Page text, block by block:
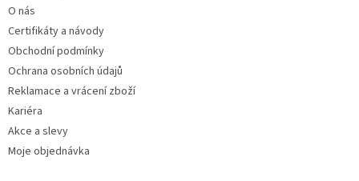
O nás
Certifikáty a návody
Obchodní podmínky
Ochrana osobních údajů
Reklamace a vrácení zboží
Kariéra
Akce a slevy
Moje objednávka